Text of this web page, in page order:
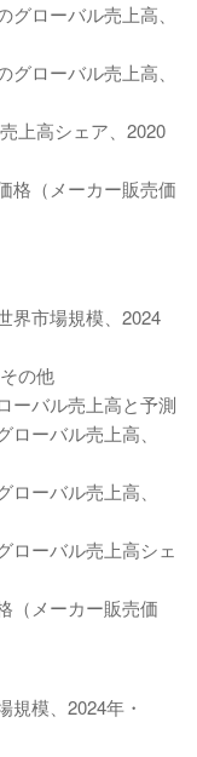
ローバル売上高、
ローバル売上高、
上高シェア、2020
格（メーカー販売価
市場規模、2024
の他
ーバル売上高と予測
ーバル売上高、
ーバル売上高、
ーバル売上高シェ
（メーカー販売価
規模、2024年・